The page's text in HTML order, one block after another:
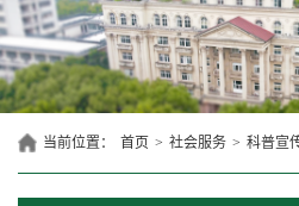
当前位置： 首页 > 社会服务 > 科普宣